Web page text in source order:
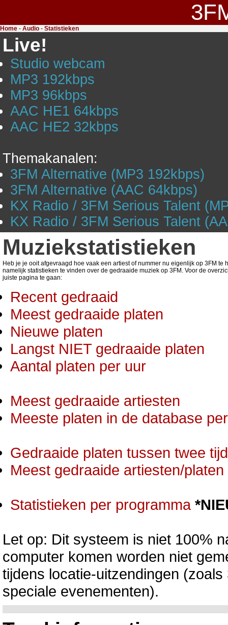
Home - Audio - Statistieken
Live!
Studio webcam
MP3 192kbps
MP3 96kbps
AAC HE1 64kbps
AAC HE2 32kbps
Themakanalen:
3FM Alternative (MP3 192kbps)
3FM Alternative (AAC 64kbps)
KX Radio / 3FM Serious Talent
KX Radio / 3FM Serious Talent
Muziekstatistieken
Heb je je ooit afgevraagd hoe vaak een artiest of nummer nu eigenlijk op 3FM
namelijk statistieken te vinden over de gedraaide muziek op 3FM. Voor de
juiste pagina te gaan:
Recent gedraaid
Meest gedraaide platen
Nieuwe platen
Langst NIET gedraaide platen
Aantal platen per uur
Meest gedraaide artiesten
Meeste platen in de database
Gedraaide platen tussen twee
Meest gedraaide artiesten/
Statistieken per programma
Let op: Dit systeem is niet 100%
computer komen worden niet
tijdens locatie-uitzendingen
speciale evenementen).